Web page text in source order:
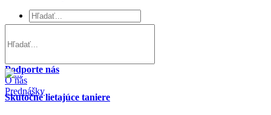
Podporte nás
O nás
Prednášky
Skutočné lietajúce taniere